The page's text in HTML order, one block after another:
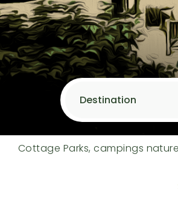
Cottage Parks, campings nature